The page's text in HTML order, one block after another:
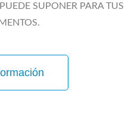
SUPONER PARA TUS